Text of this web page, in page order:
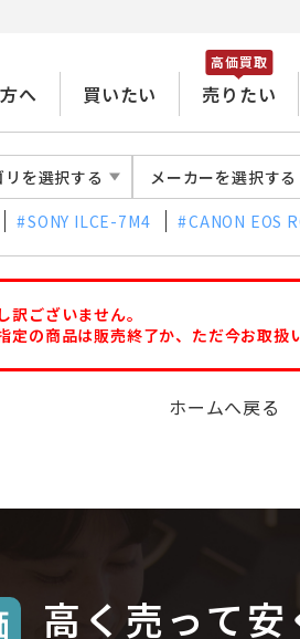
へ 買いたい 売りたい
高価買取
を選択する メーカーを選択する
SONY ILCE-7M4 CANON EOS
訳ございません。
定の商品は販売終了か、ただ今お取扱
ホームへ戻る
高く売って安